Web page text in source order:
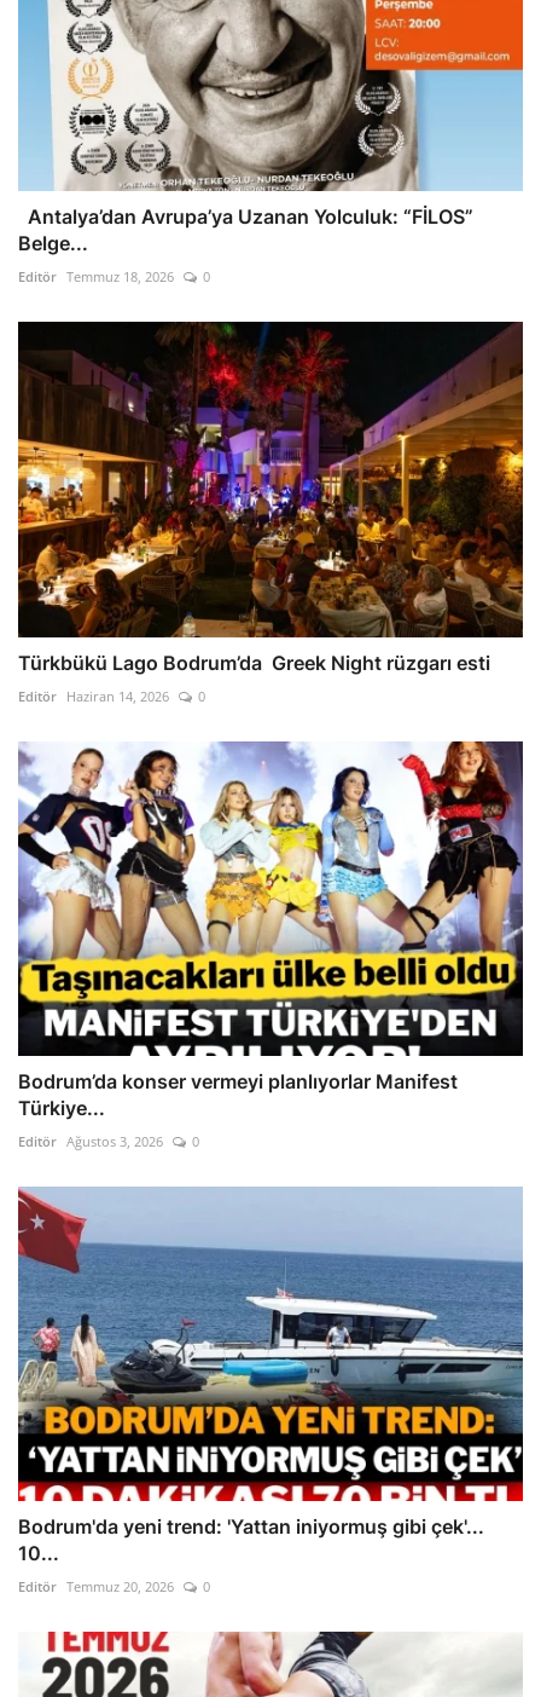
Antalya’dan Avrupa’ya Uzanan Yolculuk: “FİLOS”
Belge...
Editör Temmuz 18, 2026 0
Türkbükü Lago Bodrum’da Greek Night rüzgarı esti
Editör Haziran 14, 2026 0
Bodrum’da konser vermeyi planlıyorlar Manifest
Türkiye...
Editör Ağustos 3, 2026 0
Bodrum'da yeni trend: 'Yattan iniyormuş gibi çek'...
10...
Editör Temmuz 20, 2026 0